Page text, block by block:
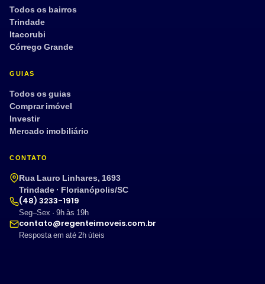
Todos os bairros
Trindade
Itacorubi
Córrego Grande
GUIAS
Todos os guias
Comprar imóvel
Investir
Mercado imobiliário
CONTATO
Rua Lauro Linhares, 1693
Trindade · Florianópolis/SC
(48) 3233-1919
Seg–Sex · 9h às 19h
contato@regenteimoveis.com.br
Resposta em até 2h úteis